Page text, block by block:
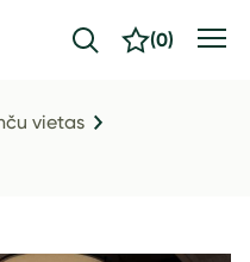
(0)
vietas